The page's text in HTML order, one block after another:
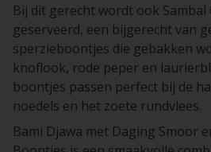
Bij dit gerecht wordt ook
geserveerd, een bijgerecht van
sperzieboontjes die gebakken
knoflook, rode peper en
boontjes passen perfect bij de
noedels en het zoete rundvlees.
Bami Djawa met Daging Smoor